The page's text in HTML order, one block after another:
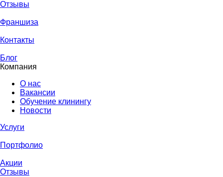
Отзывы
Франшиза
Контакты
Блог
Компания
О нас
Вакансии
Обучение клинингу
Новости
Услуги
Портфолио
Акции
Отзывы